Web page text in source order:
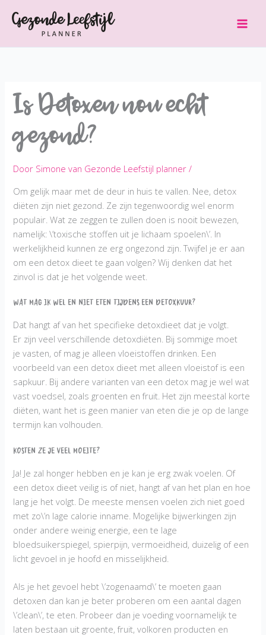
naar
inhoud
Is Detoxen nou echt
gezond?
Door Simone van Gezonde Leefstijl planner/
Om gelijk maar met de deur in huis te vallen. Nee, detox
diëten zijn niet gezond. Ze zijn tegenwoordig wel enorm
populair. Wat ze zeggen te zullen doen is nooit bewezen,
namelijk: \’toxische stoffen uit je lichaam spoelen\’. In
werkelijkheid kunnen ze erg ongezond zijn. Twijfel je er aan
om een detox dieet te gaan volgen? Wij denken dat het
zinvol is dat je het volgende weet.
Wat mag ik wel en niet eten tijdens een detoxkuur?
Dat hangt af van het specifieke detoxdieet dat je volgt.
Er zijn veel verschillende detoxdiëten. Bij sommige moet
je vasten, of mag je alleen vloeistoffen drinken. Een
voorbeeld van een detox dieet met alleen vloeistof is een
sapkuur. Bij andere varianten van een detox mag je wel wat
vast voedsel, zoals groenten en fruit. Het zijn meestal korte
diëten, want het is geen manier van eten die je op de lange
termijn kan volhouden.
Kosten ze je veel moeite?
Ja! Je zal honger hebben en je kan je erg zwak voelen. Of
een detox dieet veilig is of niet, hangt af van het plan en hoe
lang je het volgt. De meeste mensen voelen zich niet goed
met zo\’n lage calorie inname. Mogelijke bijwerkingen zijn
onder andere weinig energie, een te lage
bloedsuikerspiegel, spierpijn, vermoeidheid, duizelig of een
licht gevoel in je hoofd en misselijkheid.
Als je het gevoel hebt \’zogenaamd\’ te moeten gaan
detoxen dan kan je beter proberen om een aantal dagen
\’clean\’, te eten. Probeer dan je voeding voornamelijk te
laten bestaan uit groente, fruit, volkoren producten en